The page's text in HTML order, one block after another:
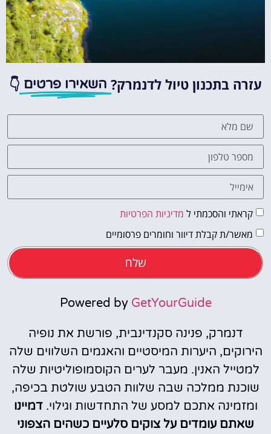
עזרה בתכנון טיול לדנמרק? השאירו פרטים 👇
קראתי והסכמתי ל מדיניות הפרטיות
מאשר/ת קבלת דיוור וחומרים פרסומיים
שלח
Powered by GetYourGuide
דנמרק, פנינה סקנדינבית, פורשת את נופיה
הירוקים, היערות המיסטיים והאגמים השלווים שלה
למטייל האנין. מעבר לערים הקוסמופוליטיות שלה
שוכנת ממלכה שבה שלוות הטבע שולטת בכיפה,
ומזמינה אתכם למסע של התחדשות וגילוי.דמיינו
שאתם עומדים על צוקים סלעיים כשהים הצפוני